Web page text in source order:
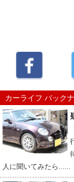
カーライフ バック
人に聞いてみたら......